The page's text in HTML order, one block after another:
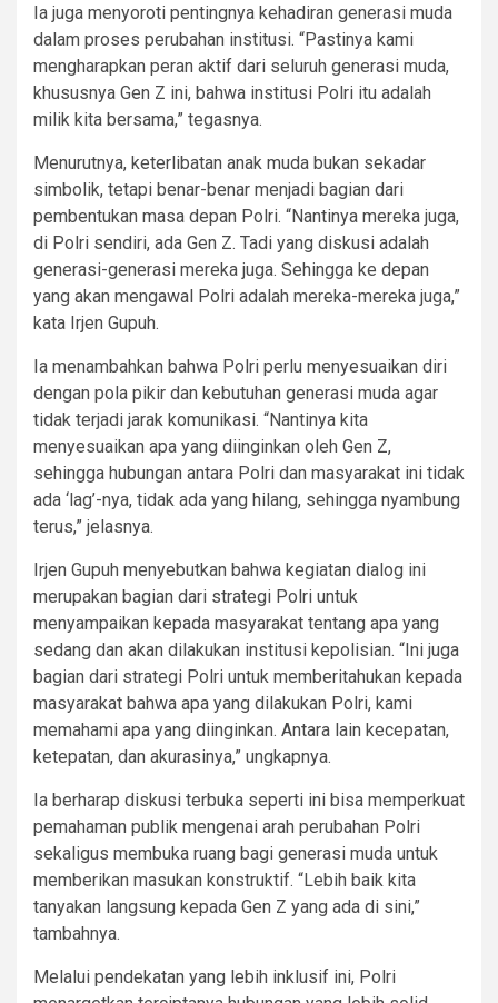
Ia juga menyoroti pentingnya kehadiran generasi muda
dalam proses perubahan institusi. “Pastinya kami
mengharapkan peran aktif dari seluruh generasi muda,
khususnya Gen Z ini, bahwa institusi Polri itu adalah
milik kita bersama,” tegasnya.
Menurutnya, keterlibatan anak muda bukan sekadar
simbolik, tetapi benar-benar menjadi bagian dari
pembentukan masa depan Polri. “Nantinya mereka juga,
di Polri sendiri, ada Gen Z. Tadi yang diskusi adalah
generasi-generasi mereka juga. Sehingga ke depan
yang akan mengawal Polri adalah mereka-mereka juga,”
kata Irjen Gupuh.
Ia menambahkan bahwa Polri perlu menyesuaikan diri
dengan pola pikir dan kebutuhan generasi muda agar
tidak terjadi jarak komunikasi. “Nantinya kita
menyesuaikan apa yang diinginkan oleh Gen Z,
sehingga hubungan antara Polri dan masyarakat ini tidak
ada ‘lag’-nya, tidak ada yang hilang, sehingga nyambung
terus,” jelasnya.
Irjen Gupuh menyebutkan bahwa kegiatan dialog ini
merupakan bagian dari strategi Polri untuk
menyampaikan kepada masyarakat tentang apa yang
sedang dan akan dilakukan institusi kepolisian. “Ini juga
bagian dari strategi Polri untuk memberitahukan kepada
masyarakat bahwa apa yang dilakukan Polri, kami
memahami apa yang diinginkan. Antara lain kecepatan,
ketepatan, dan akurasinya,” ungkapnya.
Ia berharap diskusi terbuka seperti ini bisa memperkuat
pemahaman publik mengenai arah perubahan Polri
sekaligus membuka ruang bagi generasi muda untuk
memberikan masukan konstruktif. “Lebih baik kita
tanyakan langsung kepada Gen Z yang ada di sini,”
tambahnya.
Melalui pendekatan yang lebih inklusif ini, Polri